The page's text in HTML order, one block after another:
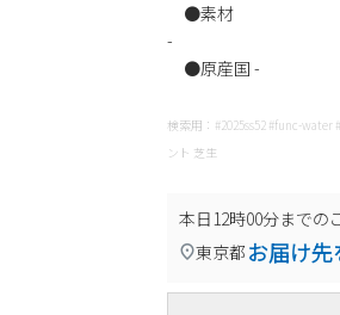
●素材
-
●原産国 -
検索用：#2025ss52 #func-
ント 芝生
本日12時00分までの
東京都 お届け